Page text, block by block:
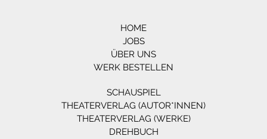
HOME
JOBS
ÜBER UNS
WERK BESTELLEN
SCHAUSPIEL
THEATERVERLAG (AUTOR*INNEN)
THEATERVERLAG (WERKE)
DREHBUCH